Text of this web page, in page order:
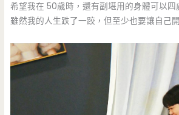
希望我在 50歲時，還有副堪用的身體可以四
雖然我的人生跌了一跤，但至少也要讓自己